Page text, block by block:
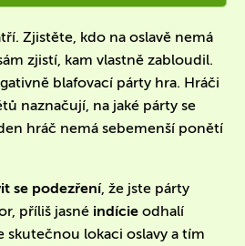
Zjistěte, kdo na oslavě nemá
zjistí, kam vlastně zabloudil.
blafovací párty hra. Hráči
naznačují, na jaké párty se
hráč nemá sebemenší ponětí
se podezření, že jste párty
příliš jasné indície odhalí
skutečnou lokaci oslavy a tím